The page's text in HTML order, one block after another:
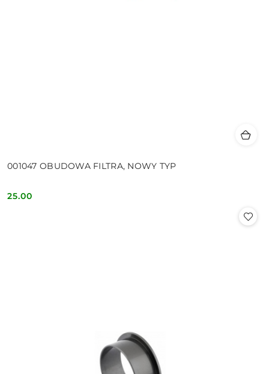
001047 OBUDOWA FILTRA, NOWY TYP
Cena:
25.00